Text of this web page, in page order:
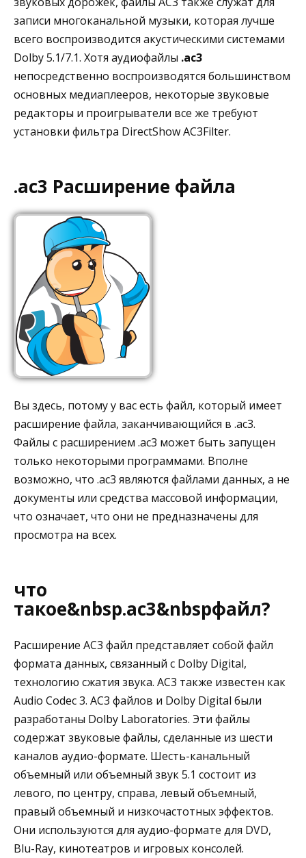
записи многоканальной музыки, которая лучше
всего воспроизводится акустическими системами
Dolby 5.1/7.1. Хотя аудиофайлы .ac3
непосредственно воспроизводятся большинством
основных медиаплееров, некоторые звуковые
редакторы и проигрыватели все же требуют
установки фильтра DirectShow AC3Filter.
.ac3 Расширение файла
Вы здесь, потому у вас есть файл, который имеет
расширение файла, заканчивающийся в .ac3.
Файлы с расширением .ac3 может быть запущен
только некоторыми программами. Вполне
возможно, что .ac3 являются файлами данных, а не
документы или средства массовой информации,
что означает, что они не предназначены для
просмотра на всех.
что
такое&nbsp.ac3&nbspфайл?
Расширение AC3 файл представляет собой файл
формата данных, связанный с Dolby Digital,
технологию сжатия звука. AC3 также известен как
Audio Codec 3. AC3 файлов и Dolby Digital были
разработаны Dolby Laboratories. Эти файлы
содержат звуковые файлы, сделанные из шести
каналов аудио-формате. Шесть-канальный
объемный или объемный звук 5.1 состоит из
левого, по центру, справа, левый объемный,
правый объемный и низкочастотных эффектов.
Они используются для аудио-формате для DVD,
Blu-Ray, кинотеатров и игровых консолей.